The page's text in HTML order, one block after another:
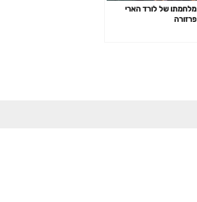
מלחמתו של לורד הארי
פרזורה